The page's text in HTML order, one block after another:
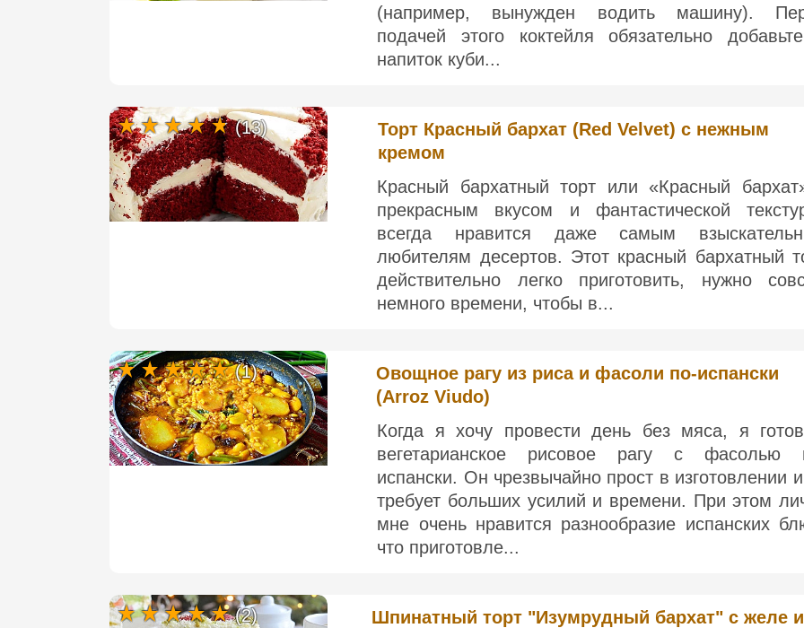
(например, вынужден водить машину).
подачей этого коктейля обязательно
напиток куби...
Торт Красный бархат (Red Velvet) с нежным
кремом
Красный бархатный торт или «Красный
прекрасным вкусом и фантастической
всегда нравится даже самым
любителям десертов. Этот красный бархатный
действительно легко приготовить, нужно
немного времени, чтобы в...
(13)
Овощное рагу из риса и фасоли по-испански
(Arroz Viudo)
Когда я хочу провести день без мяса, я
вегетарианское рисовое рагу с фасолью
испански. Он чрезвычайно прост в изготовлении
требует больших усилий и времени. При этом
мне очень нравится разнообразие испанских
что приготовле...
(1)
Шпинатный торт "Изумрудный бархат" с желе и
(2)